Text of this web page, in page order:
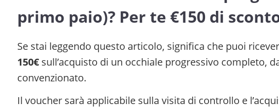
primo paio)? Per te €150 di
Se stai leggendo questo articolo, significa che puoi
150€ sull’acquisto di un occhiale progressivo completo,
convenzionato.
Il voucher sarà applicabile sulla visita di controllo e